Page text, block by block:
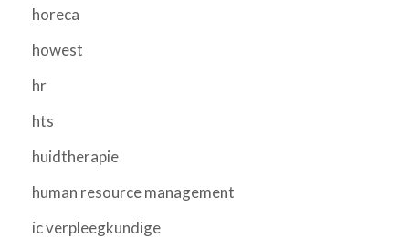
horeca
howest
hr
hts
huidtherapie
human resource management
ic verpleegkundige